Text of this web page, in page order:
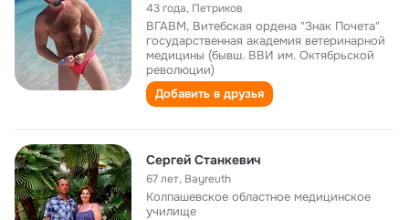
43 года, Петриков
ВГАВМ, Витебская ордена "Знак Почета"
государственная академия ветеринарной
медицины (бывш. ВВИ им. Октябрьской
революции)
Добавить в друзья
Cергей Cтанкевич
67 лет, Bayreuth
Колпашевское областное медицинское
училище